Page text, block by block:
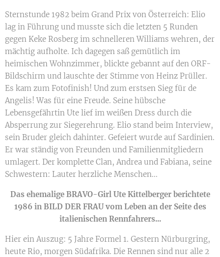
Sternstunde 1982 beim Grand Prix von Österreich: Elio
lag in Führung und musste sich die letzten 5 Runden
gegen Keke Rosberg im schnelleren Williams wehren, der
mächtig aufholte. Ich dagegen saß gemütlich im
heimischen Wohnzimmer, blickte gebannt auf den ORF-
Bildschirm und lauschte der Stimme von Heinz Prüller.
Es kam zum Fotofinish! Und zum erstsen Sieg für de
Angelis! Was für eine Freude. Seine hübsche
Lebensgefährtin Ute lief im weißen Dress durch die
Absperrung zur Siegerehrung. Elio stand beim Interview,
sein Bruder gleich dahinter. Gefeiert wurde auf Sardinien.
Er war ständig von Freunden und Familienmitgliedern
umlagert. Der komplette Clan, Andrea und Fabiana, seine
Schwestern: Lauter herzliche Menschen...
Das ehemalige BRAVO-Girl Ute Kittelberger berichtete
1986 in BILD DER FRAU vom Leben an der Seite des
italienischen Rennfahrers...
Hier ein Auszug: 5 Jahre Formel 1. Gestern Nürburgring,
heute Rio, morgen Südafrika. Die Rennen sind nur alle 2